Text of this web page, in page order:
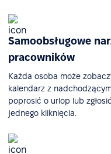
Samoobsługowe
pracowników
Każda osoba może
kalendarz z
poprosić o urlop lub
jednego kliknięcia.